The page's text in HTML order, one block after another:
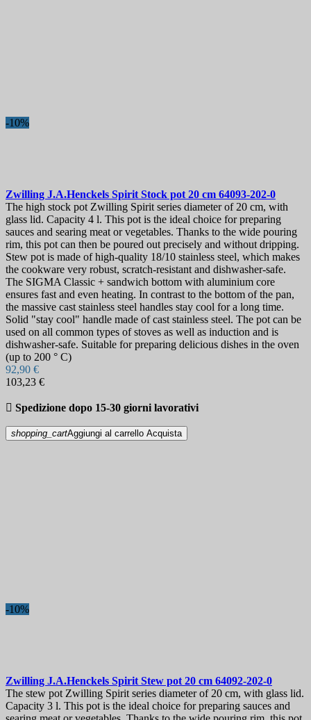
-10%
Zwilling J.A.Henckels Spirit Stock pot 20 cm 64093-202-0
The high stock pot Zwilling Spirit series diameter of 20 cm, with
glass lid. Capacity 4 l. This pot is the ideal choice for preparing
sauces and searing meat or vegetables. Thanks to the wide pouring
rim, this pot can then be poured out precisely and without dripping.
Stew pot is made of high-quality 18/10 stainless steel, which makes
the cookware very robust, scratch-resistant and dishwasher-safe.
The SIGMA Classic + sandwich bottom with aluminium core
ensures fast and even heating. In contrast to the bottom of the pan,
the massive cast stainless steel handles stay cool for a long time.
Solid "stay cool" handle made of cast stainless steel. The pot can be
used on all common types of stoves as well as induction and is
dishwasher-safe. Suitable for preparing delicious dishes in the oven
(up to 200 ° C)
92,90 €
103,23 €
 Spedizione dopo 15-30 giorni lavorativi
shopping_cartAggiungi al carrello Acquista
-10%
Zwilling J.A.Henckels Spirit Stew pot 20 cm 64092-202-0
The stew pot Zwilling Spirit series diameter of 20 cm, with glass lid.
Capacity 3 l. This pot is the ideal choice for preparing sauces and